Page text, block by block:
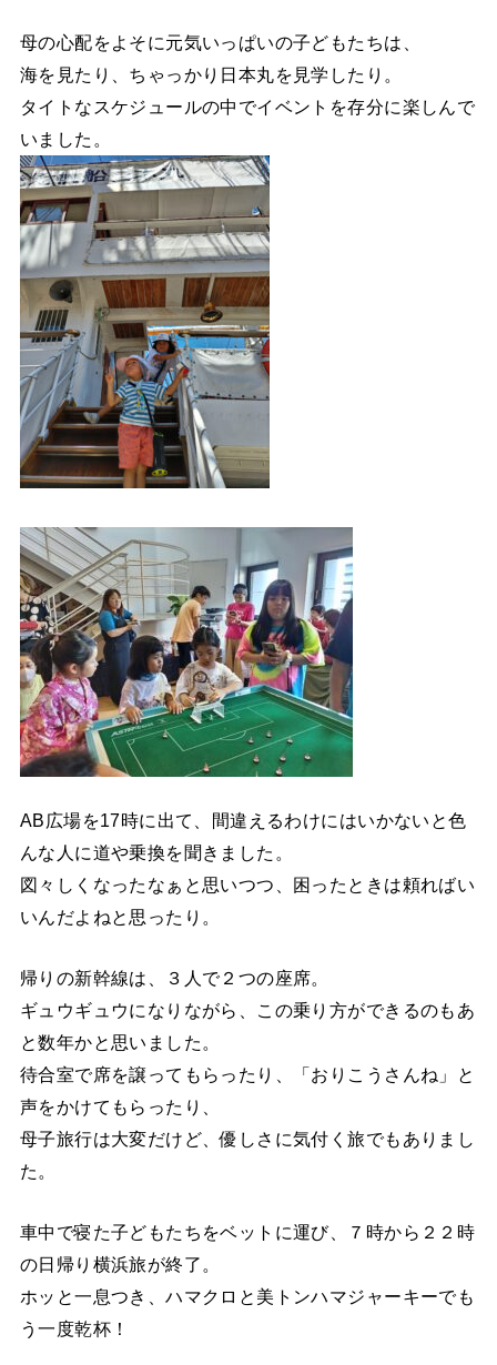
母の心配をよそに元気いっぱいの子どもたちは、
海を見たり、ちゃっかり日本丸を見学したり。
タイトなスケジュールの中でイベントを存分に楽しんで
いました。
AB広場を17時に出て、間違えるわけにはいかないと色
んな人に道や乗換を聞きました。
図々しくなったなぁと思いつつ、困ったときは頼ればい
いんだよねと思ったり。
帰りの新幹線は、３人で２つの座席。
ギュウギュウになりながら、この乗り方ができるのもあ
と数年かと思いました。
待合室で席を譲ってもらったり、「おりこうさんね」と
声をかけてもらったり、
母子旅行は大変だけど、優しさに気付く旅でもありまし
た。
車中で寝た子どもたちをベットに運び、７時から２２時
の日帰り横浜旅が終了。
ホッと一息つき、ハマクロと美トンハマジャーキーでも
う一度乾杯！